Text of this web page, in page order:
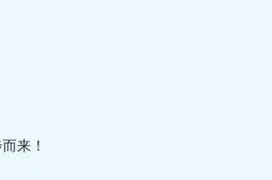
来！